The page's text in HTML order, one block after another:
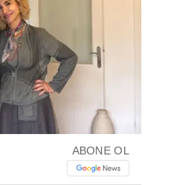
WhatsApp İhbar Hattı
Facebook
ABONE OL